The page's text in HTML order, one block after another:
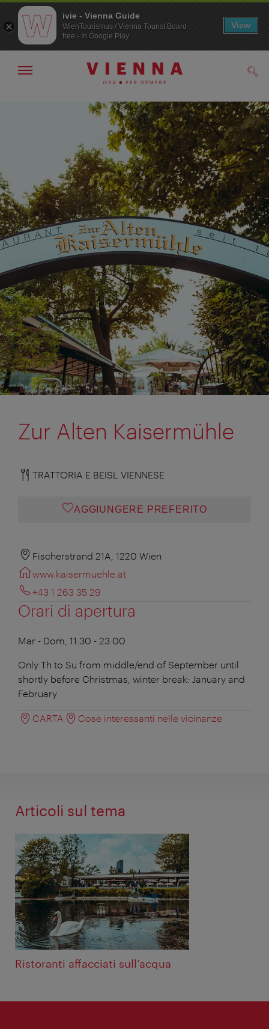
Mostra/nascondi
Zur Alten Kaisermühle
TRATTORIA E BEISL VIENNESE
AGGIUNGERE PREFERITO
Fischerstrand 21A, 1220 Wien
www.kaisermuehle.at
+43 1 263 35 29
Orari di apertura
Mar - Dom, 11:30 - 23:00
Only Th to Su from middle/end of September until
shortly before Christmas, winter break: January and
February
CARTA Cose interessanti nelle vicinanze
Articoli sul tema
Ristoranti affacciati sull’acqua
ivie - Vienna Guide
WienTourismus / Vienna Tourist Board
free - In Google Play
View